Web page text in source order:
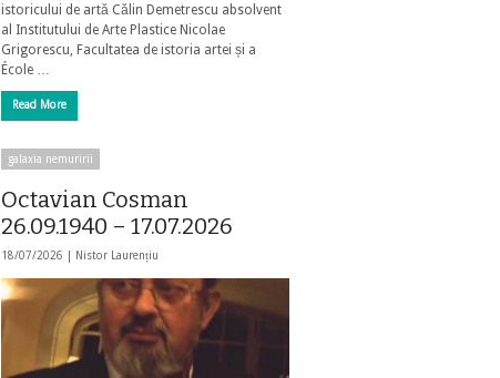
istoricului de artă Călin Demetrescu absolvent
al Institutului de Arte Plastice Nicolae
Grigorescu, Facultatea de istoria artei și a
École …
Read More
galaxia nemuririi
Octavian Cosman
26.09.1940 – 17.07.2026
18/07/2026 | Nistor Laurențiu